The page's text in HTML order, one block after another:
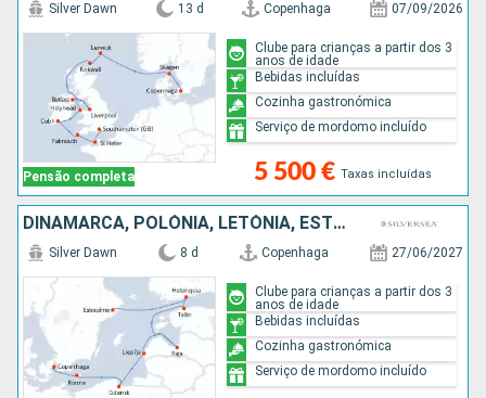
Pensão completa
Silver Dawn 13 d Copenhaga 07/09/2026
5 500 € Taxas incluídas
Clube para crianças a partir dos 3
anos de idade
Bebidas incluídas
Cozinha gastronómica
Serviço de mordomo incluído
DINAMARCA, POLÓNIA, LETÓNIA, ESTÓNIA, FINLÂNDIA, SUÉCIA
Silver Dawn 8 d Copenhaga 27/06/2027
Clube para crianças a partir dos 3
anos de idade
Bebidas incluídas
Cozinha gastronómica
Serviço de mordomo incluído